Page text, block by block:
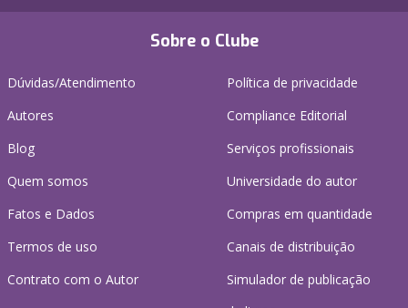
Sobre o Clube
Dúvidas/Atendimento
Autores
Blog
Quem somos
Fatos e Dados
Termos de uso
Contrato com o Autor
Política de privacidade
Compliance Editorial
Serviços profissionais
Universidade do autor
Compras em quantidade
Canais de distribuição
Simulador de publicação